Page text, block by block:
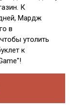
К
Мардж
в
утолить
к